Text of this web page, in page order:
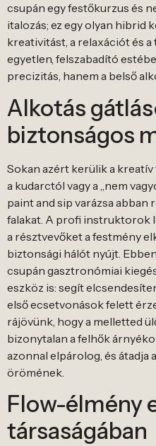
csupán egy festőkurzus és
italozás; ez egy olyan hibrid
kreativitást, a relaxációt és
egyetlen, felszabadító
precizitás, hanem a belső
Alkotás
biztonságos
Sokan azért kerülik a
a kudarctól vagy a „nem
paint and sip varázsa abban
falakat. A profi instruktorok
a résztvevőket a festmény
biztonsági hálót nyújt.
csupán gasztronómiai
eszköz is: segít
első ecsetvonások felett
rájövünk, hogy a melletted
bizonytalan a felhők
azonnal elpárolog, és átadja
örömének.
Flow-élmény
társaságában